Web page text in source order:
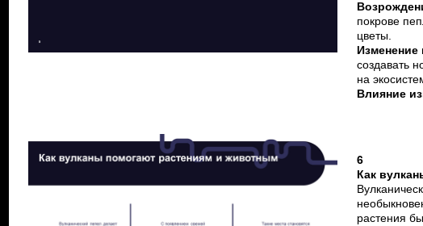
покрове
цветы.
создавать
на
Влияние
6
Как
растения